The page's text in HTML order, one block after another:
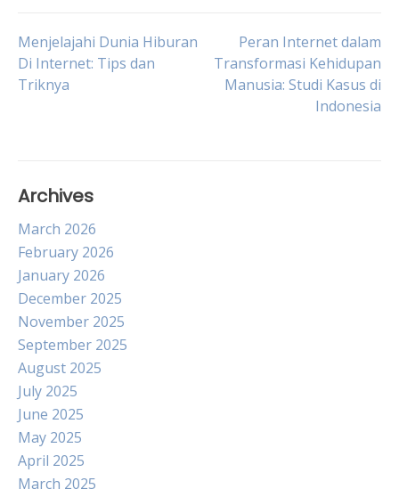
Post
navigation
Menjelajahi Dunia Hiburan
Di Internet: Tips dan
Triknya
Peran Internet dalam
Transformasi Kehidupan
Manusia: Studi Kasus di
Indonesia
Archives
March 2026
February 2026
January 2026
December 2025
November 2025
September 2025
August 2025
July 2025
June 2025
May 2025
April 2025
March 2025